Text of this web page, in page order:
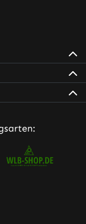
Tab
in neuem Tab
– öffnet in
Tab